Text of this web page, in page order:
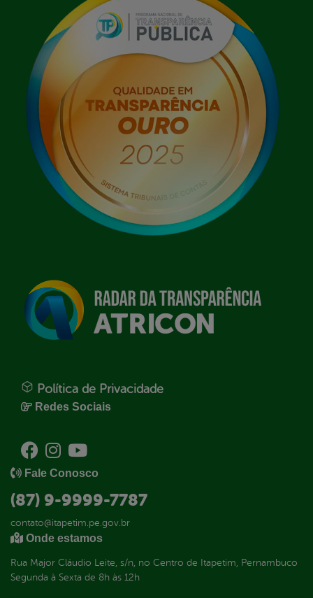
Política de Privacidade
Redes Sociais
Fale Conosco
(87) 9-9999-7787
contato@itapetim.pe.gov.br
Onde estamos
Rua Major Cláudio Leite, s/n, no Centro de Itapetim, Pernambuco
Segunda à Sexta de 8h às 12h